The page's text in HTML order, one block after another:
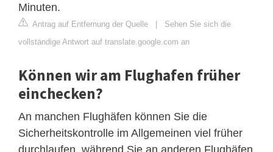
Minuten.
Antrag auf Entfernung der Quelle | Sehen Sie sich die
vollständige Antwort auf translate.google.com an
Können wir am Flughafen früher
einchecken?
An manchen Flughäfen können Sie die
Sicherheitskontrolle im Allgemeinen viel früher
durchlaufen, während Sie an anderen Flughäfen